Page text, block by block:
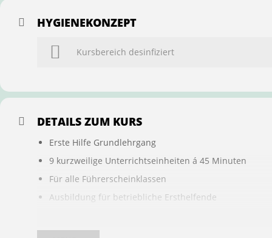
HYGIENEKONZEPT
Kursbereich desinfiziert
DETAILS ZUM KURS
Erste Hilfe Grundlehrgang
9 kurzweilige Unterrichtseinheiten á 45 Minuten
Für alle Führerscheinklassen
Ausbildung für betriebliche Ersthelfende